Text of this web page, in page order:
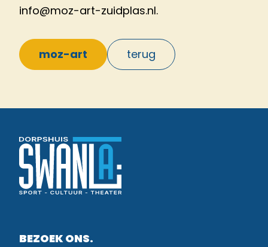
info@moz-art-zuidplas.nl.
moz-art terug
BEZOEK ONS.